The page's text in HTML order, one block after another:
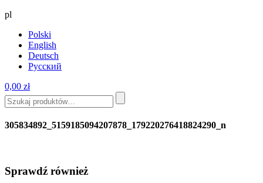
pl
Polski
English
Deutsch
Русский
0,00 zł
305834892_5159185094207878_179220276418824290_n
Sprawdź również